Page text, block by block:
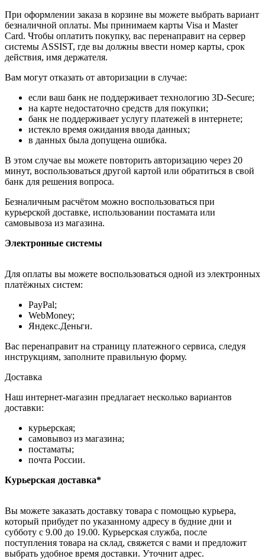
При оформлении заказа в корзине вы можете выбрать вариант
безналичной оплаты. Мы принимаем карты Visa и Master
Card. Чтобы оплатить покупку, вас перенаправит на сервер
системы ASSIST, где вы должны ввести номер карты, срок
действия, имя держателя.
Вам могут отказать от авторизации в случае:
если ваш банк не поддерживает технологию 3D-Secure;
на карте недостаточно средств для покупки;
банк не поддерживает услугу платежей в интернете;
истекло время ожидания ввода данных;
в данных была допущена ошибка.
В этом случае вы можете повторить авторизацию через 20
минут, воспользоваться другой картой или обратиться в свой
банк для решения вопроса.
Безналичным расчётом можно воспользоваться при
курьерской доставке, использовании постамата или
самовывоза из магазина.
Электронные системы
Для оплаты вы можете воспользоваться одной из электронных
платёжных систем:
PayPal;
WebMoney;
Яндекс.Деньги.
Вас перенаправит на страницу платежного сервиса, следуя
инструкциям, заполните правильную форму.
Доставка
Наш интернет-магазин предлагает несколько вариантов
доставки:
курьерская;
самовывоз из магазина;
постаматы;
почта России.
Курьерская доставка*
Вы можете заказать доставку товара с помощью курьера,
который прибудет по указанному адресу в будние дни и
субботу с 9.00 до 19.00. Курьерская служба, после
поступления товара на склад, свяжется с вами и предложит
выбрать удобное время доставки. Уточнит адрес.